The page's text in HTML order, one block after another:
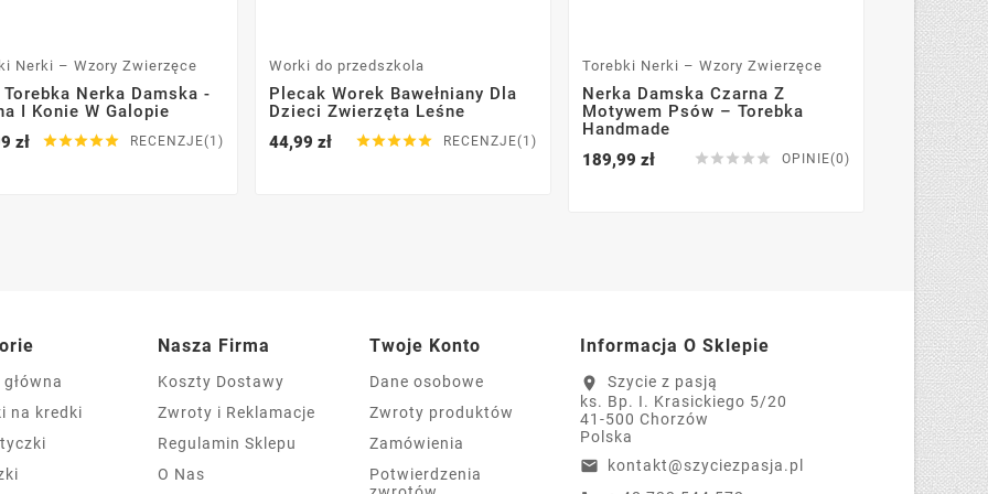
Nerki – Wzory Zwierzęce
Torebka Nerka Damska -
I Konie W Galopie
 RECENZJE(1)
zł
Worki do przedszkola
Plecak Worek Bawełniany Dla
Dzieci Zwierzęta Leśne
 RECENZJE(1)
44,99 zł
Torebki Nerki – Wzory Zwierzęce
Nerka Damska Czarna Z
Motywem Psów – Torebka
Handmade
     OPINIE(0)
189,99 zł
Torebki
Torebka
Motywem
Handmade
129,99 zł
na kredki
Nasza Firma
Koszty Dostawy
Zwroty i Reklamacje
Regulamin Sklepu
O Nas
Twoje Konto
Dane osobowe
Zwroty produktów
Zamówienia
Potwierdzenia
Informacja O Sklepie
location_on
Szycie z pasją
ks. Bp. I. Krasickiego 5/20
41-500 Chorzów
Polska
email kontakt@szyciezpasja.pl